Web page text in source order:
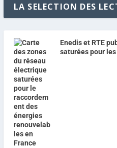
LA SELECTION DES
Enedis et RTE
saturées pour